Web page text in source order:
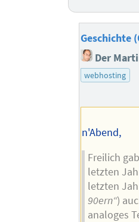
Geschichte
Der
webhosting
n'Abend,
Freilich
letzten
letzten
90ern“)
analoges